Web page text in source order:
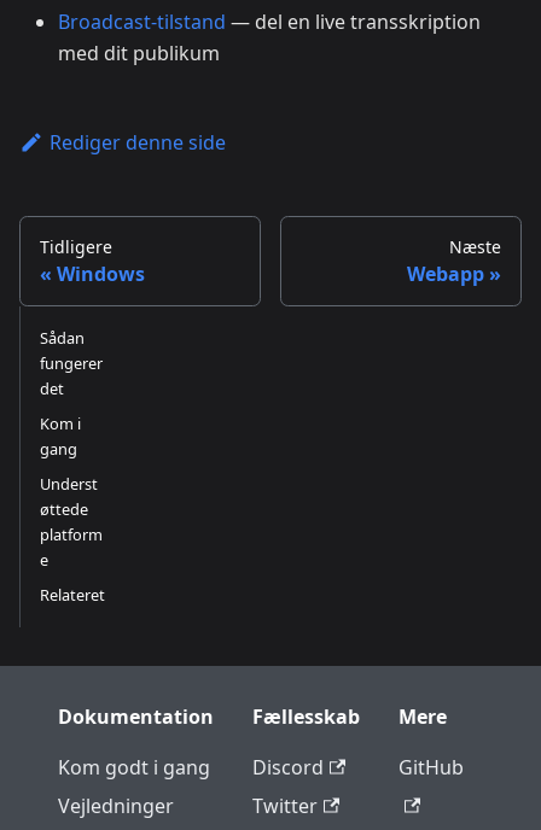
Broadcast-tilstand — del en live transskription
med dit publikum
Rediger denne side
Tidligere
Windows
Næste
Webapp
Sådan
fungerer
det
Kom i
gang
Underst
øttede
platform
e
Relateret
Dokumentation
Kom godt i gang
Vejledninger
Fællesskab
Discord
Twitter
Mere
GitHub